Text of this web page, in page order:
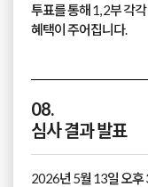
투표를 통해 1, 2부 각
혜택이 주어집니다.
08.
심사 결과 발표
2026년 5월 13일 오후